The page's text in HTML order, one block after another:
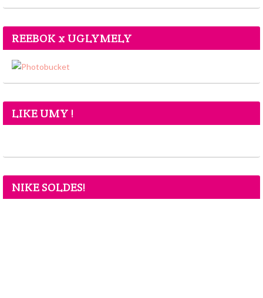
REEBOK x UGLYMELY
LIKE UMY !
NIKE SOLDES!